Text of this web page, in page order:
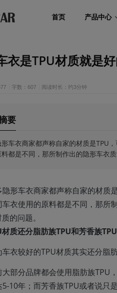
首页 产品中心
衣是TPU材质就是
字数：607 阅读时长：约3分钟
要
车衣商家都声称自家的材质是TPU
都是不同，那所制作出的隐形车衣
隐形车衣商家都声称自家的材质
车衣使用的原料都是不同，那所
的问题。
质还分脂肪族TPU和芳香族TPU
车衣较好的TPU材质其实还分脂
大部分品牌都会使用脂肪族TPU
10年；而芳香族TPU或者说只